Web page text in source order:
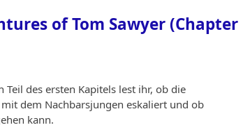
of Tom Sawyer (Chapter
Teil des ersten Kapitels lest ihr, ob die
dem Nachbarsjungen eskaliert und ob
kann.